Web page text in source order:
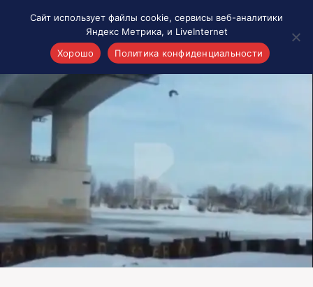
Акценты
Материалы о Рязани и области
Интересное
Новости кино и ТВ
Новости России
Политика
Новости мира
Все материалы 7инфо
Сайт использует файлы cookie, сервисы веб-аналитики
Яндекс Метрика, и LiveInternet
Хорошо
Политика конфиденциальности